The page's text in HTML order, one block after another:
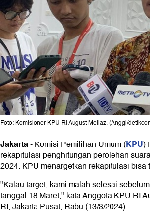
Foto: Komisioner KPU RI August Mellaz. (Anggi/
Jakarta-Komisi Pemilihan Umum (KPU)
rekapitulasi penghitungan perolehan
2024. KPU menargetkan rekapitulasi bisa
"Kalau target, kami malah selesai
tanggal 18 Maret," kata Anggota KPU RI
RI, Jakarta Pusat, Rabu (13/3/2024).